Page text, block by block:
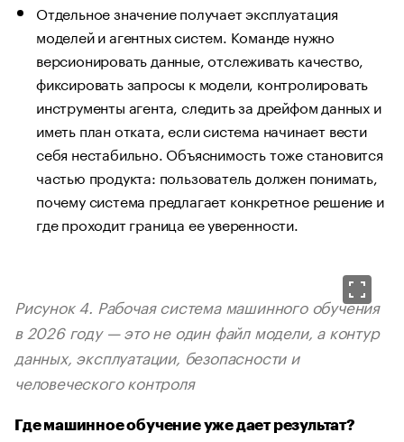
Отдельное значение получает эксплуатация
моделей и агентных систем. Команде нужно
версионировать данные, отслеживать качество,
фиксировать запросы к модели, контролировать
инструменты агента, следить за дрейфом данных и
иметь план отката, если система начинает вести
себя нестабильно. Объяснимость тоже становится
частью продукта: пользователь должен понимать,
почему система предлагает конкретное решение и
где проходит граница ее уверенности.
Рисунок 4. Рабочая система машинного обучения
в 2026 году — это не один файл модели, а контур
данных, эксплуатации, безопасности и
человеческого контроля
Где машинное обучение уже дает результат?